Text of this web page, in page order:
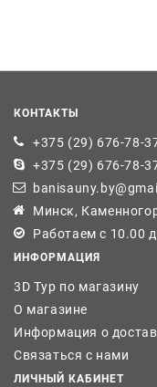
КОНТАКТЫ
+375 (29) 676-78-
+375 (29) 676-78-
Минск,
Работаем с 10.00
ИНФОРМАЦИЯ
3D Тур по магазину
О магазине
Информация о
Связаться с нами
ЛИЧНЫЙ КАБИНЕТ